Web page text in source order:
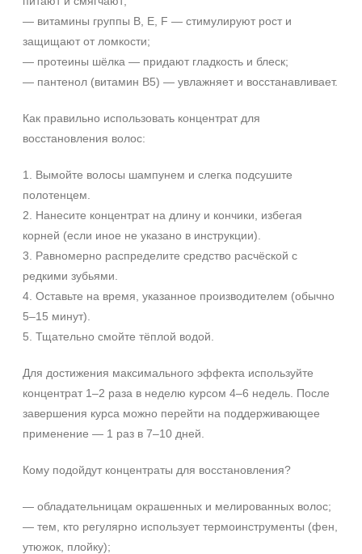
— витамины группы B, E, F — стимулируют рост и
защищают от ломкости;
— протеины шёлка — придают гладкость и блеск;
— пантенол (витамин B5) — увлажняет и восстанавливает.
Как правильно использовать концентрат для
восстановления волос:
1. Вымойте волосы шампунем и слегка подсушите
полотенцем.
2. Нанесите концентрат на длину и кончики, избегая
корней (если иное не указано в инструкции).
3. Равномерно распределите средство расчёской с
редкими зубьями.
4. Оставьте на время, указанное производителем (обычно
5–15 минут).
5. Тщательно смойте тёплой водой.
Для достижения максимального эффекта используйте
концентрат 1–2 раза в неделю курсом 4–6 недель. После
завершения курса можно перейти на поддерживающее
применение — 1 раз в 7–10 дней.
Кому подойдут концентраты для восстановления?
— обладательницам окрашенных и мелированных волос;
— тем, кто регулярно использует термоинструменты (фен,
утюжок, плойку);